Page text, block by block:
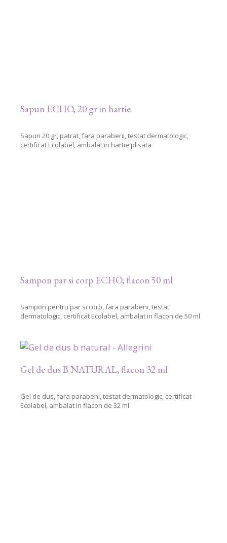
Sapun ECHO, 20 gr in hartie
Sapun 20 gr, patrat, fara parabeni, testat dermatologic,
certificat Ecolabel, ambalat in hartie plisata
Sampon par si corp ECHO, flacon 50 ml
Sampon pentru par si corp, fara parabeni, testat
dermatologic, certificat Ecolabel, ambalat in flacon de 50 ml
Gel de dus B NATURAL, flacon 32 ml
Gel de dus, fara parabeni, testat dermatologic, certificat
Ecolabel, ambalat in flacon de 32 ml